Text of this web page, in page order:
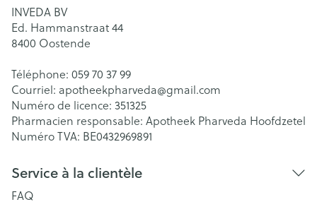
INVEDA BV
Ed. Hammanstraat 44
8400 Oostende
Téléphone: 059 70 37 99
Courriel: apotheekpharveda@gmail.com
Numéro de licence: 351325
Pharmacien responsable: Apotheek Pharveda Hoofdzetel
Numéro TVA: BE0432969891
Service à la clientèle
FAQ